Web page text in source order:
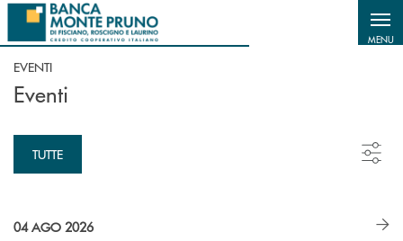
Salta al contenuto principale
MENU
EVENTI
Eventi
TUTTE
04 AGO 2026